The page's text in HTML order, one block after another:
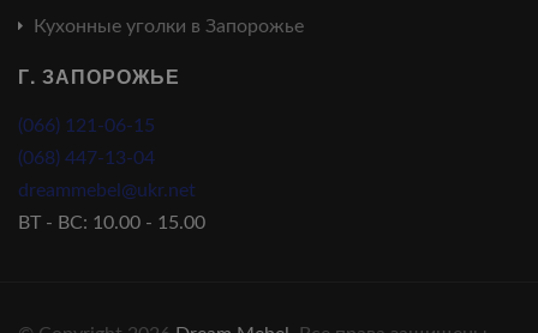
Кухонные уголки в Запорожье
Г. ЗАПОРОЖЬЕ
(066) 121-06-15
(068) 447-13-04
dreammebel@ukr.net
ВТ - ВС: 10.00 - 15.00